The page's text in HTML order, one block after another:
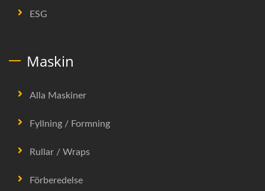
ESG
Maskin
Alla Maskiner
Fyllning / Formning
Rullar / Wraps
Förberedelse